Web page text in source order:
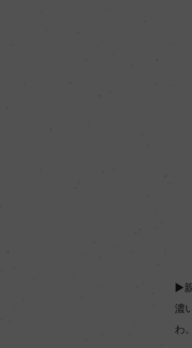
▶
濃
わ。